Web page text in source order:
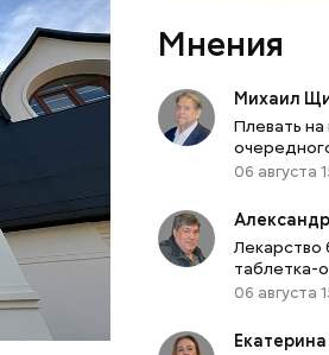
Мнения
Михаил
Плевать на
06 августа
Лекарство
таблетка-
06 августа